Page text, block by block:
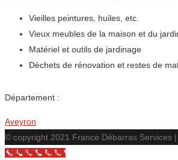
Vieilles peintures, huiles, etc.
Vieux meubles de la maison et du
Matériel et outils de jardinage
Déchets de rénovation et restes de
Département :
Aveyron
© copyright 2021 France Débarras Services |
Call Now Button